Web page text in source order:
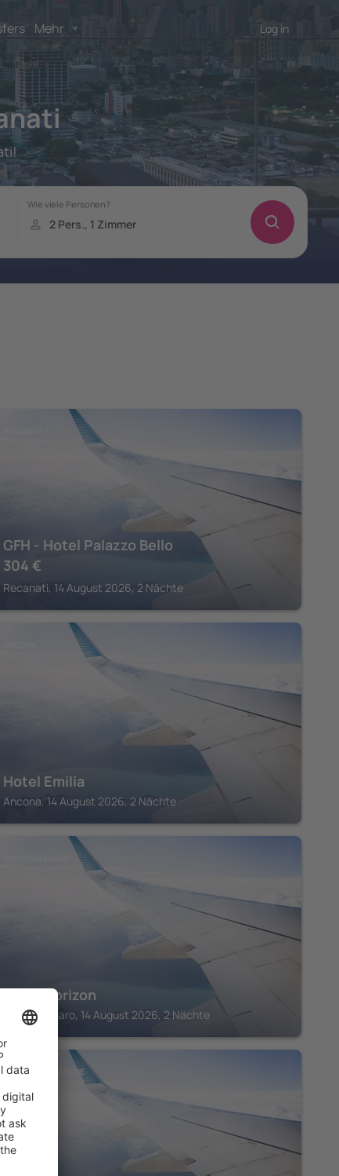
Mehr Log in
GFH - Hotel Palazzo Bello
304 €
Recanati, 14 August 2026, 2 Nächte
Hotel Emilia
Ancona, 14 August 2026, 2 Nächte
Hotel Horizon
Montegranaro, 14 August 2026, 2 Nächte
CIVITANOVA MARCHE